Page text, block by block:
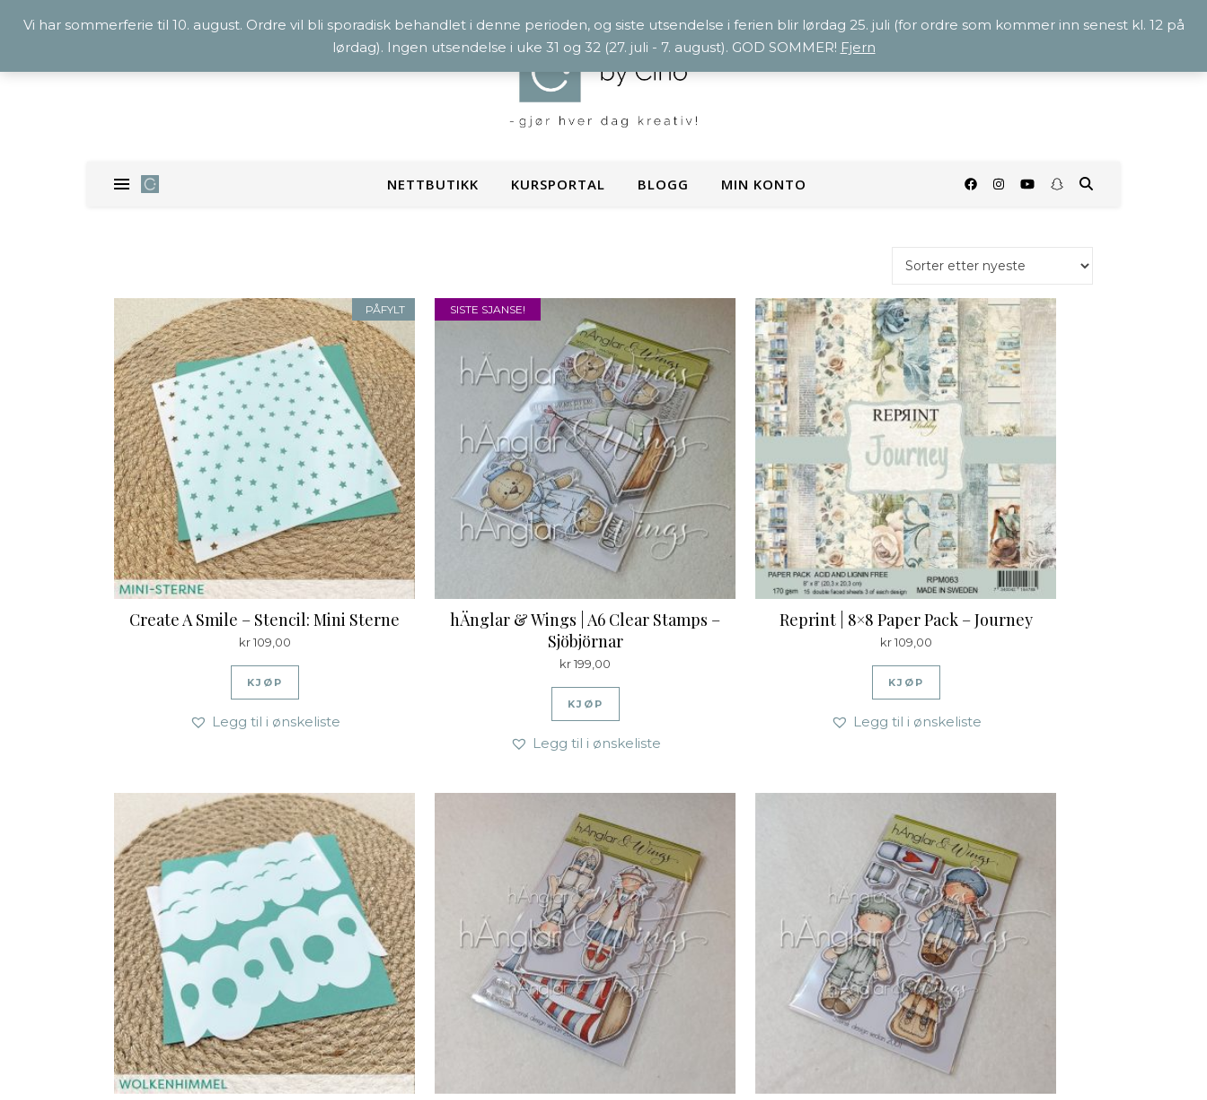
NETTBUTIKK KURSPORTAL BLOGG MIN KONTO
PÅFYLT
Create A Smile – Stencil: Mini Sterne
kr109,00
KJØP
Legg til i ønskeliste
SISTE SJANSE!
hÄnglar & Wings | A6 Clear Stamps –
Sjöbjörnar
kr199,00
KJØP
Legg til i ønskeliste
Reprint | 8×8 Paper Pack – Journey
kr109,00
KJØP
Legg til i ønskeliste
Vi har sommerferie til 10. august. Ordre vil bli sporadisk behandlet i denne perioden, og siste utsendelse i ferien blir lørdag 25. juli (for ordre som kommer inn senest kl. 12 på
lørdag). Ingen utsendelse i uke 31 og 32 (27. juli - 7. august). GOD SOMMER! Fjern